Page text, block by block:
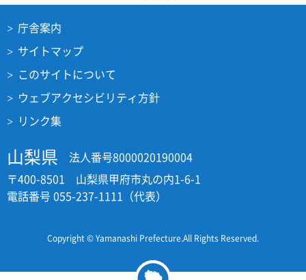
庁舎案内
サイトマップ
このサイトについて
ウェブアクセシビリティ方針
リンク集
山梨県
法人番号8000020190004
〒400-8501 山梨県甲府市丸の内1-6-1
電話番号 055-237-1111（代表）
Copyright © Yamanashi Prefecture.All Rights Reserved.